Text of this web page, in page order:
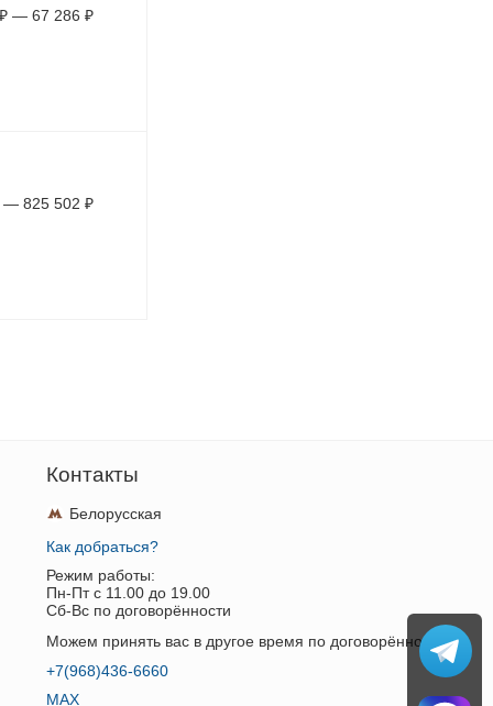
₽ — 67 286 ₽
— 825 502 ₽
Контакты
Белорусская
Как добраться?
Режим работы:
Пн-Пт c 11.00 до 19.00
Сб-Вс по договорённости
Можем принять вас в другое время по договорённости.
+7(968)436-6660
MAX